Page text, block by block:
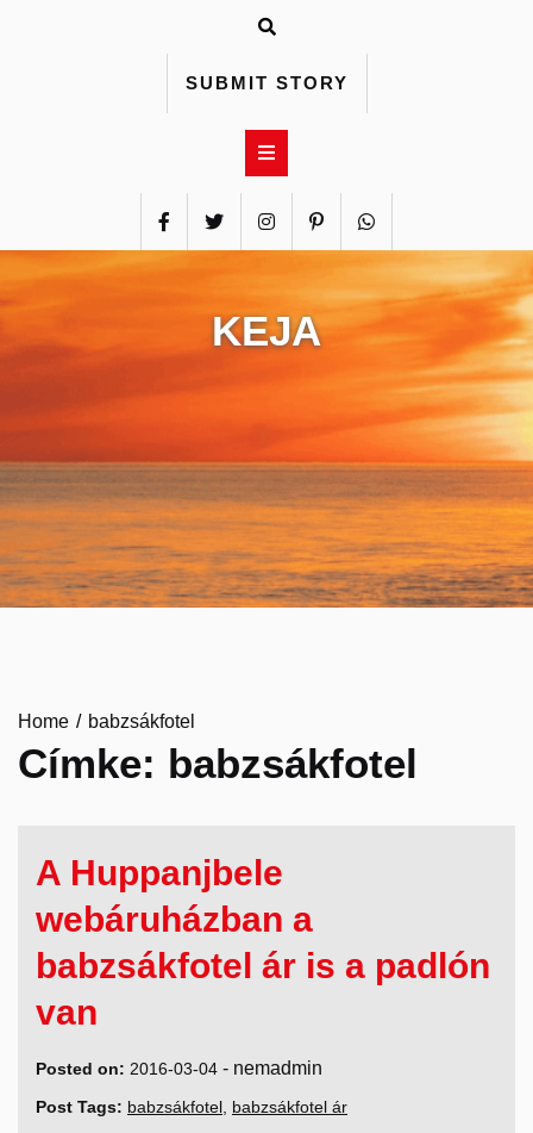
SUBMIT STORY
KEJA
Home babzsákfotel
Címke: babzsákfotel
A Huppanjbele
webáruházban a
babzsákfotel ár is a padlón
van
Posted on: 2016-03-04 - nemadmin
Post Tags: babzsákfotel babzsákfotel ár